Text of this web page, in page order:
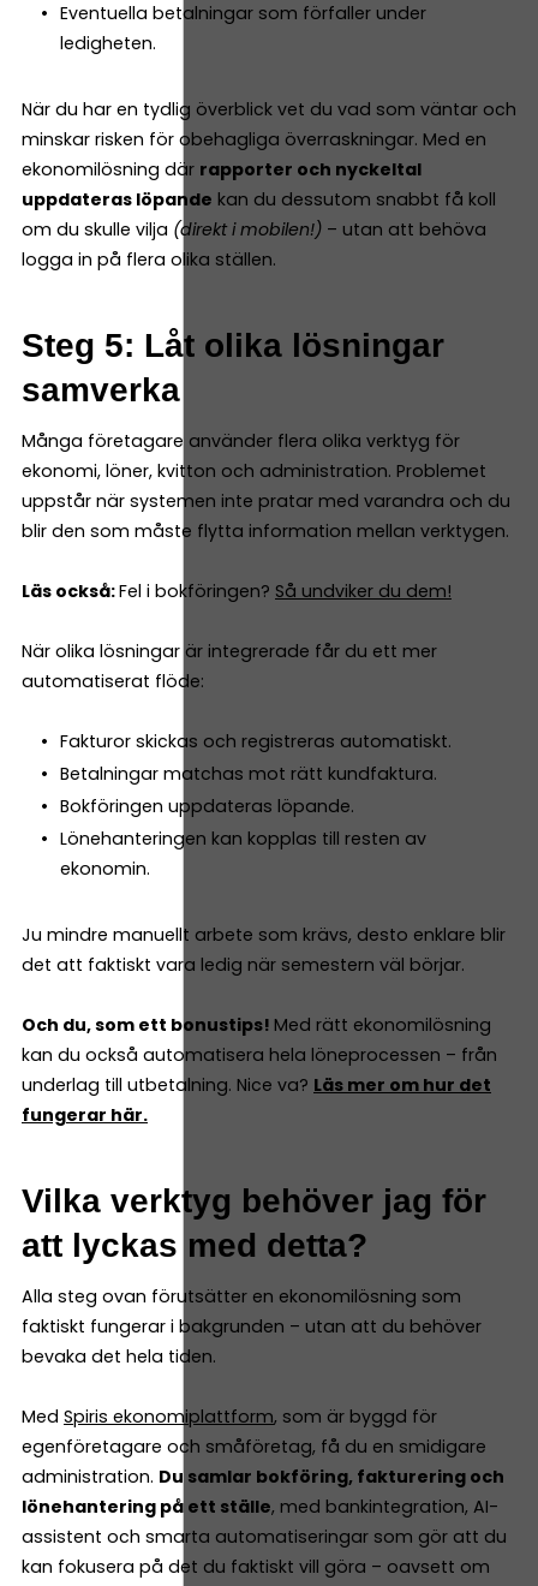
Eventuella betalningar som förfaller under
ledigheten.
När du har en tydlig överblick vet du vad som väntar och
minskar risken för obehagliga överraskningar. Med en
ekonomilösning där rapporter och nyckeltal
uppdateras löpande kan du dessutom snabbt få koll
om du skulle vilja (direkt i mobilen!) – utan att behöva
logga in på flera olika ställen.
Steg 5: Låt olika lösningar
samverka
Många företagare använder flera olika verktyg för
ekonomi, löner, kvitton och administration. Problemet
uppstår när systemen inte pratar med varandra och du
blir den som måste flytta information mellan verktygen.
Läs också:Fel i bokföringen? Så undviker du dem!
När olika lösningar är integrerade får du ett mer
automatiserat flöde:
Fakturor skickas och registreras automatiskt.
Betalningar matchas mot rätt kundfaktura.
Bokföringen uppdateras löpande.
Lönehanteringen kan kopplas till resten av
ekonomin.
Ju mindre manuellt arbete som krävs, desto enklare blir
det att faktiskt vara ledig när semestern väl börjar.
Och du, som ett bonustips! Med rätt ekonomilösning
kan du också automatisera hela löneprocessen – från
underlag till utbetalning. Nice va? Läs mer om hur det
fungerar här.
Vilka verktyg behöver jag för
att lyckas med detta?
Alla steg ovan förutsätter en ekonomilösning som
faktiskt fungerar i bakgrunden – utan att du behöver
bevaka det hela tiden.
Med Spiris ekonomiplattform, som är byggd för
egenföretagare och småföretag, få du en smidigare
administration. Du samlar bokföring, fakturering och
lönehantering på ett ställe, med bankintegration, AI-
assistent och smarta automatiseringar som gör att du
kan fokusera på det du faktiskt vill göra – oavsett om